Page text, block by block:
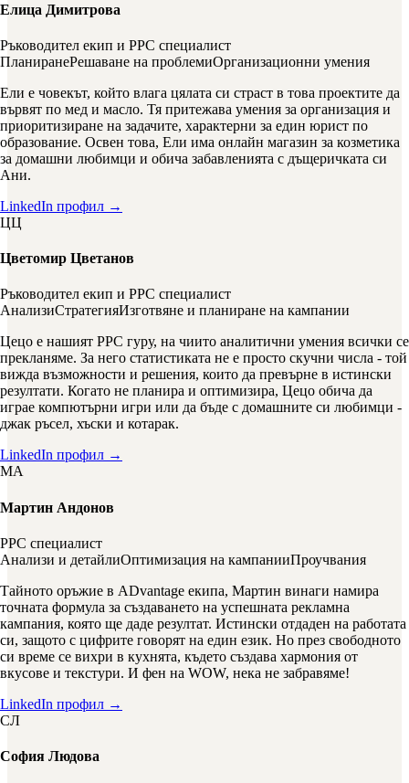
Елица Димитрова
Ръководител екип и PPC специалист
ПланиранеРешаване на проблемиОрганизационни умения
Ели е човекът, който влага цялата си страст в това проектите да
вървят по мед и масло. Тя притежава умения за организация и
приоритизиране на задачите, характерни за един юрист по
образование. Освен това, Ели има онлайн магазин за козметика
за домашни любимци и обича забавленията с дъщеричката си
Ани.
LinkedIn профил →
ЦЦ
Цветомир Цветанов
Ръководител екип и PPC специалист
АнализиСтратегияИзготвяне и планиране на кампании
Цецо е нашият PPC гуру, на чиито аналитични умения всички се
прекланяме. За него статистиката не е просто скучни числа - той
вижда възможности и решения, които да превърне в истински
резултати. Когато не планира и оптимизира, Цецо обича да
играе компютърни игри или да бъде с домашните си любимци -
джак ръсел, хъски и котарак.
LinkedIn профил →
МА
Мартин Андонов
PPC специалист
Анализи и детайлиОптимизация на кампанииПроучвания
Тайното оръжие в ADvantage екипа, Мартин винаги намира
точната формула за създаването на успешната рекламна
кампания, която ще даде резултат. Истински отдаден на работата
си, защото с цифрите говорят на един език. Но през свободното
си време се вихри в кухнята, където създава хармония от
вкусове и текстури. И фен на WOW, нека не забравяме!
LinkedIn профил →
СЛ
София Людова